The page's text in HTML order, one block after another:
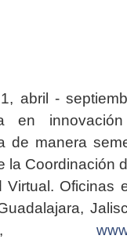
abril -
en
de manera
la Coordinación
Virtual. Oficinas